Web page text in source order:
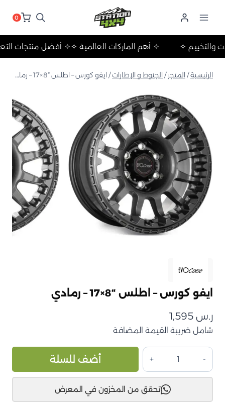
0
✧ أفضل✧ أهم الماركات العالمية ✧ والتخييم ✧
الرئيسية/ المتجر / الجنوط و الإطارات/ ايفو كورس – اطلس “8×17 – رمادي
ايفو كورس – اطلس “8×17 – رمادي
ر.س
شامل ضريبة القيمة المضافة
كمية
كورس
اطلس
أضف للسلة
تحقق من المخزون في المعرض